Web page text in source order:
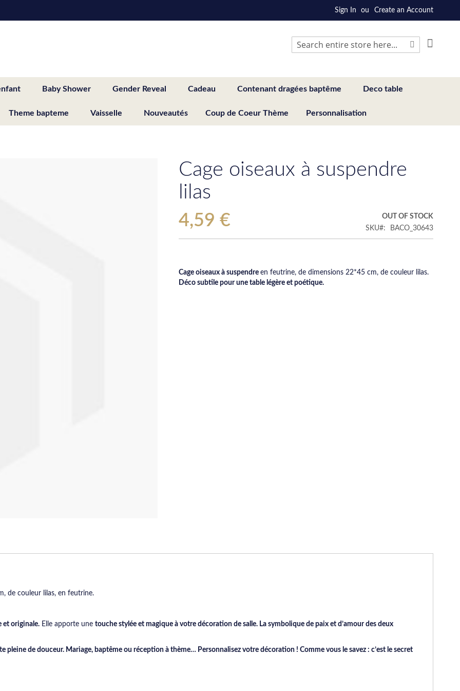
Sign In Create an Account
Search
Baby Shower Gender Reveal Cadeau Contenant dragées baptême Deco table
Theme bapteme Vaisselle Nouveautés Coup de Coeur Thème Personnalisation
Cage oiseaux à suspendre
lilas
4,59 €
OUT OF STOCK
SKU
BACO_30643
Cage oiseaux à suspendre en feutrine, de dimensions 22*45 cm, de couleur lilas.
Déco subtile pour une table légère et poétique.
de couleur lilas, en feutrine.
et originale. Elle apporte une touche stylée et magique à votre décoration de salle. La symbolique de paix et d’amour des deux
pleine de douceur. Mariage, baptême ou réception à thème… Personnalisez votre décoration ! Comme vous le savez : c’est le secret